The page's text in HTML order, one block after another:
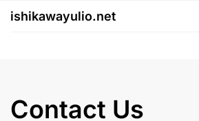
ishikawayulio.net
Contact Us